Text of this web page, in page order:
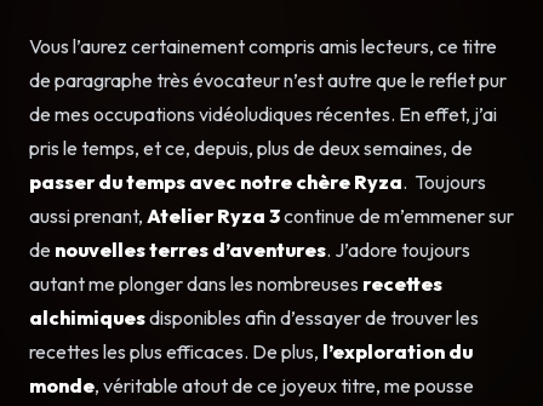
Vous l’aurez certainement compris amis lecteurs, ce titre
de paragraphe très évocateur n’est autre que le reflet pur
de mes occupations vidéoludiques récentes. En effet, j’ai
pris le temps, et ce, depuis, plus de deux semaines, de
passer du temps avec notre chère Ryza. Toujours
aussi prenant, Atelier Ryza 3continue de m’emmener sur
de nouvelles terres d’aventures. J’adore toujours
autant me plonger dans les nombreuses recettes
alchimiquesdisponibles afin d’essayer de trouver les
recettes les plus efficaces. De plus, l’exploration du
monde, véritable atout de ce joyeux titre, me pousse